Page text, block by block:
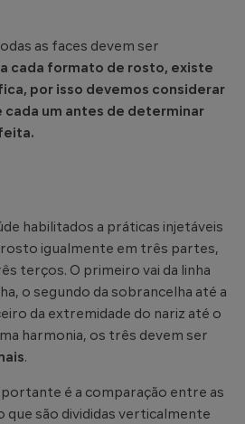
as faces devem ser
cada formato de rosto, existe
por isso devemos considerar
cada um antes de determinar
habilitados a práticas injetáveis
rosto igualmente em três partes,
terços. O primeiro vai da linha
o segundo da sobrancelha até a
da extremidade do nariz até o
harmonia, os três devem ser
.
é a comparação entre as
que são divididas verticalmente